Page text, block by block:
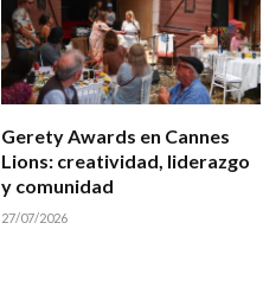
Gerety Awards en Cannes
Lions: creatividad, liderazgo
y comunidad
27/07/2026